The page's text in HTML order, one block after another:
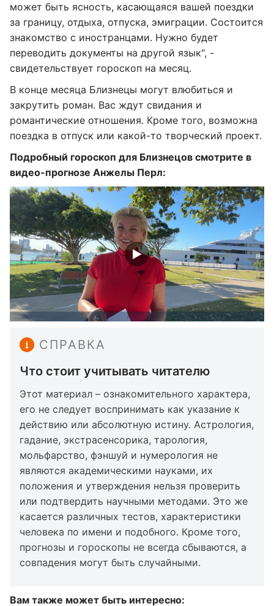
может быть ясность, касающаяся вашей поездки
за границу, отдыха, отпуска, эмиграции. Состоится
знакомство с иностранцами. Нужно будет
переводить документы на другой язык", -
свидетельствует гороскоп на месяц.
В конце месяца Близнецы могут влюбиться и
закрутить роман. Вас ждут свидания и
романтические отношения. Кроме того, возможна
поездка в отпуск или какой-то творческий проект.
Подробный гороскоп для Близнецов смотрите в
видео-прогнозе Анжелы Перл:
СПРАВКА
Что стоит учитывать читателю
Этот материал – ознакомительного характера,
его не следует воспринимать как указание к
действию или абсолютную истину. Астрология,
гадание, экстрасенсорика, тарология,
мольфарство, фэншуй и нумерология не
являются академическими науками, их
положения и утверждения нельзя проверить
или подтвердить научными методами. Это же
касается различных тестов, характеристики
человека по имени и подобного. Кроме того,
прогнозы и гороскопы не всегда сбываются, а
совпадения могут быть случайными.
Вам также может быть интересно: